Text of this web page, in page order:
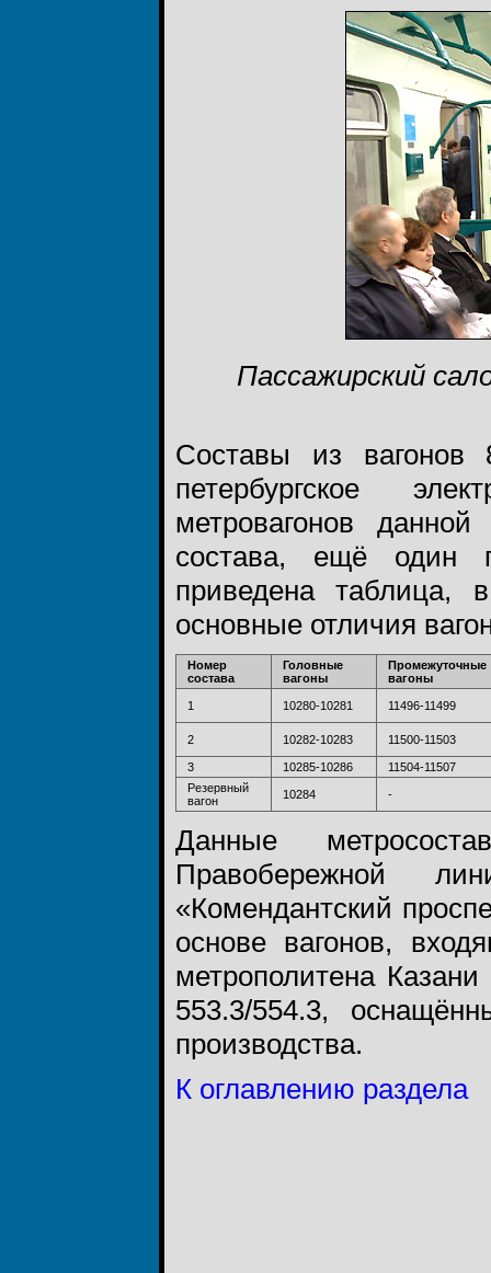
Пассажирский
Составы из вагонов
петербургское
метровагонов
состава, ещё один
приведена таблица,
основные отличия
Номер
состава
Головные
вагоны
Промежуточные
вагоны
1 10280-10281 11496-11499
2 10282-10283 11500-11503
3 10285-10286
11504-11507
Резервный
вагон
10284 -
Данные
Правобережной
«Комендантский
основе вагонов,
метрополитена
553.3/554.3,
производства.
К оглавлению раздела